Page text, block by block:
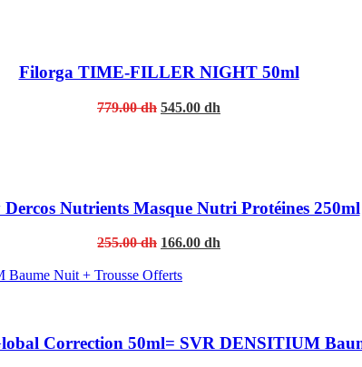
Filorga TIME-FILLER NIGHT 50ml
779.00dh Original
545.00 dh
Nutrients Masque Nutri Protéines 250ml
255.00dh Original
was:
166.00 dh
Correction 50ml= SVR DENSITIUM